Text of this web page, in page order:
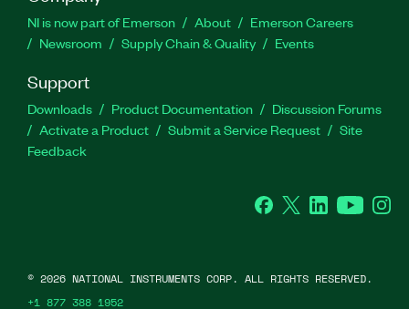
NI is now part of Emerson About
Emerson Careers
Newsroom
Supply Chain & Quality Events
Support
Downloads Product Documentation
Discussion Forums
Activate a Product
Submit a Service Request
Site
Feedback
Facebook
Twitter LinkedInYouTube
© 2026 NATIONAL INSTRUMENTS CORP. ALL RIGHTS RESERVED.
+1 877 388 1952